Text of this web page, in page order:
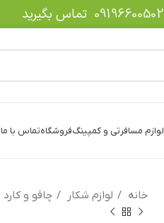
09196600502 تماس بگیرید
لوازم مسافرتی و کمپینگفروشگاهتماس با ما
خانه لوازم شکار چاقو و